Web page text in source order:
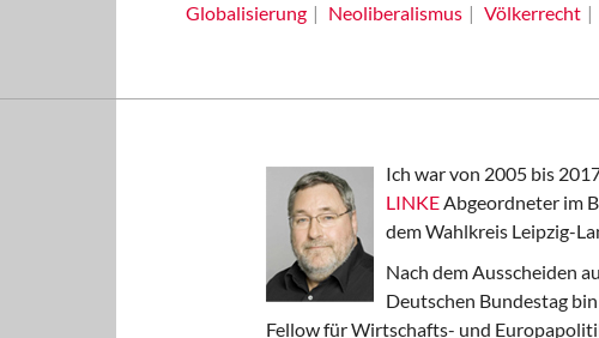
Globalisierung
Neoliberalismus Völkerrecht
Ich war von 2005 bis
LINKEAbgeordneter im
dem Wahlkreis Leipzig-
Nach dem Ausscheiden
Deutschen Bundestag
Fellow für Wirtschafts- und